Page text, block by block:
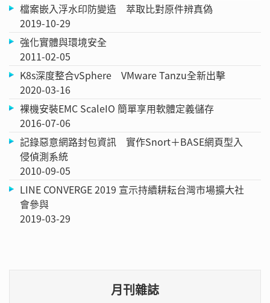
檔案嵌入浮水印防變造 萃取比對原件辨真偽
2019-10-29
強化實體與環境安全
2011-02-05
K8s深度整合vSphere VMware Tanzu全新出擊
2020-03-16
裸機安裝EMC ScaleIO 簡單享用軟體定義儲存
2016-07-06
記錄惡意網路封包資訊 實作Snort＋BASE網頁型入
侵偵測系統
2010-09-05
LINE CONVERGE 2019 宣示持續耕耘台灣市場擴大社
會參與
2019-03-29
月刊雜誌